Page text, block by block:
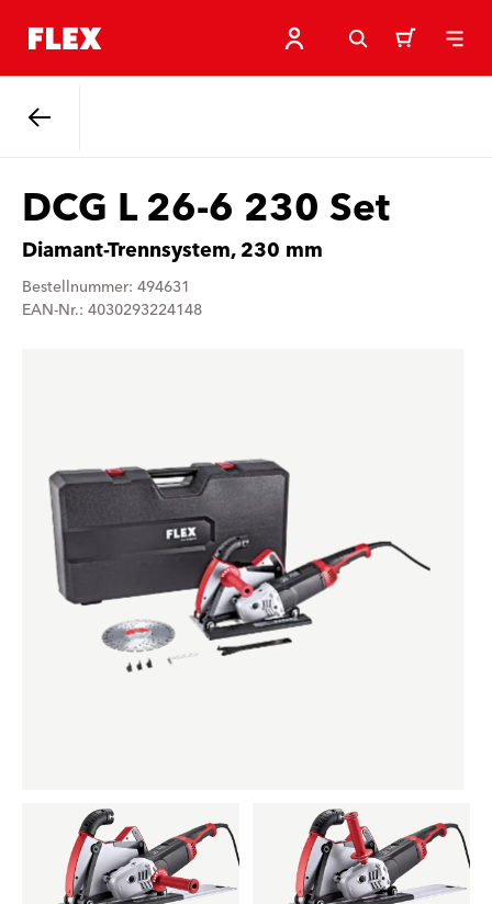
DCG L 26-6 230 Set
Diamant-Trennsystem, 230 mm
Bestellnummer: 494631
EAN-Nr.: 4030293224148